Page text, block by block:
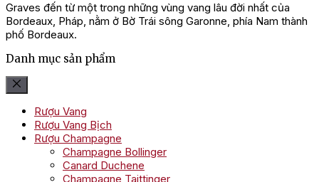
Graves đến từ một trong những vùng vang lâu đời nhất của
Bordeaux, Pháp, nằm ở Bờ Trái sông Garonne, phía Nam thành
phố Bordeaux.
Danh mục sản phẩm
Rượu Vang
Rượu Vang Bịch
Rượu Champagne
Champagne Bollinger
Canard Duchene
Champagne Taittinger